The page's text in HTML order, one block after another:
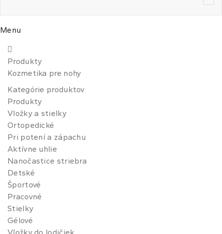
Menu
Produkty
Kozmetika pre nohy
Kategórie produktov
Produkty
Vložky a stielky
Ortopedické
Pri potení a zápachu
Aktívne uhlie
Nanočastice striebra
Detské
Športové
Pracovné
Stielky
Gélové